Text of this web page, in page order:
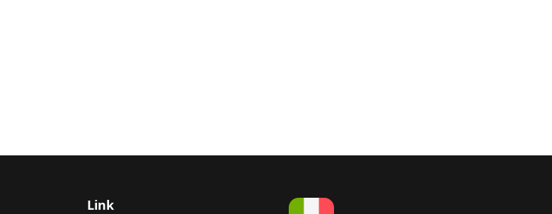
Link